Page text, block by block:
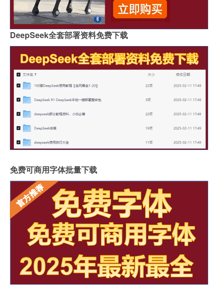
DeepSeek全套部署资料免费下载
免费可商用字体批量下载